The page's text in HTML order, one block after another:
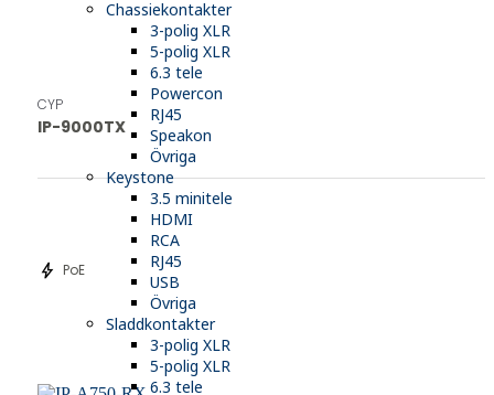
Chassiekontakter
3-polig XLR
5-polig XLR
6.3 tele
Powercon
RJ45
Speakon
Övriga
Keystone
3.5 minitele
HDMI
RCA
RJ45
USB
Övriga
Sladdkontakter
3-polig XLR
5-polig XLR
6.3 tele
CYP
IP-9000TX
bolt PoE